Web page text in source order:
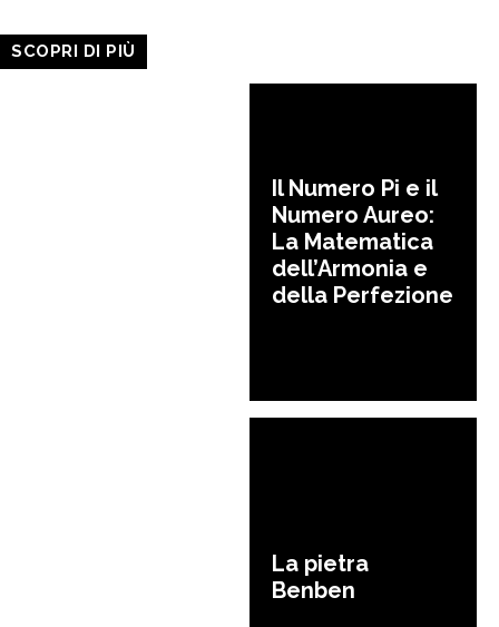
SCOPRI DI PIÙ
Il Numero Pi e il
Numero Aureo:
La Matematica
dell’Armonia e
della Perfezione
La pietra
Benben